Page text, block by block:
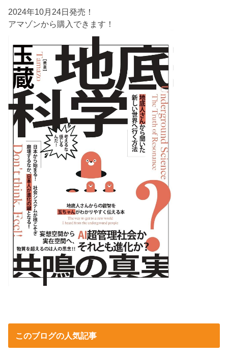
2024年10月24日発売！
アマゾンから購入できます！
このブログの人気記事